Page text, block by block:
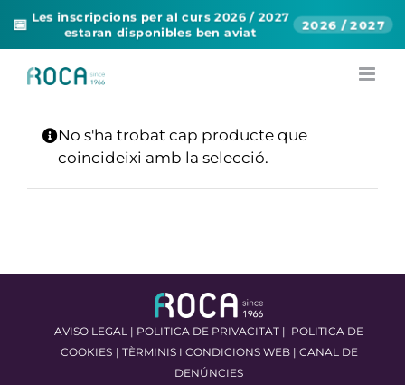
📅 Les inscripcions per al curs 2026 / 2027
estaran disponibles ben aviat
2026 / 2027
No s'ha trobat cap producte que
coincideixi amb la selecció.
AVISO LEGAL | POLITICA DE PRIVACITAT | POLITICA DE
COOKIES | TÈRMINIS I CONDICIONS WEB| CANAL DE
DENÚNCIES